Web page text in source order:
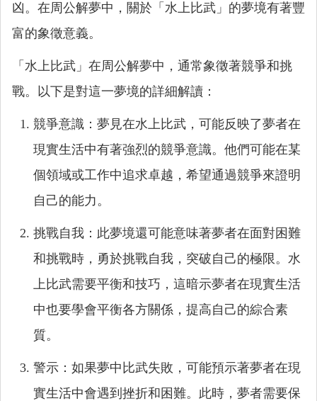
凶。在周公解夢中，關於「水上比武」的夢境有著豐
富的象徵意義。
「水上比武」在周公解夢中，通常象徵著競爭和挑
戰。以下是對這一夢境的詳細解讀：
競爭意識：夢見在水上比武，可能反映了夢者在
現實生活中有著強烈的競爭意識。他們可能在某
個領域或工作中追求卓越，希望通過競爭來證明
自己的能力。
挑戰自我：此夢境還可能意味著夢者在面對困難
和挑戰時，勇於挑戰自我，突破自己的極限。水
上比武需要平衡和技巧，這暗示夢者在現實生活
中也要學會平衡各方關係，提高自己的綜合素
質。
警示：如果夢中比武失敗，可能預示著夢者在現
實生活中會遇到挫折和困難。此時，夢者需要保